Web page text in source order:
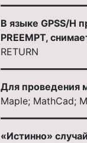
В языке GPSS/H
PREEMPT,
RETURN
Для проведения
Maple; MathCad;
«Истинно»